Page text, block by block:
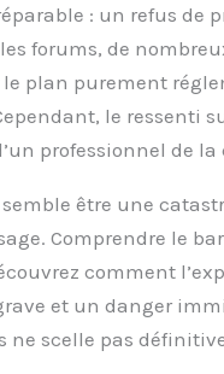
: un refus de
forums, de
le plan purement
le ressenti
professionnel de la
être une
Comprendre le
comment
et un danger
ne scelle pas